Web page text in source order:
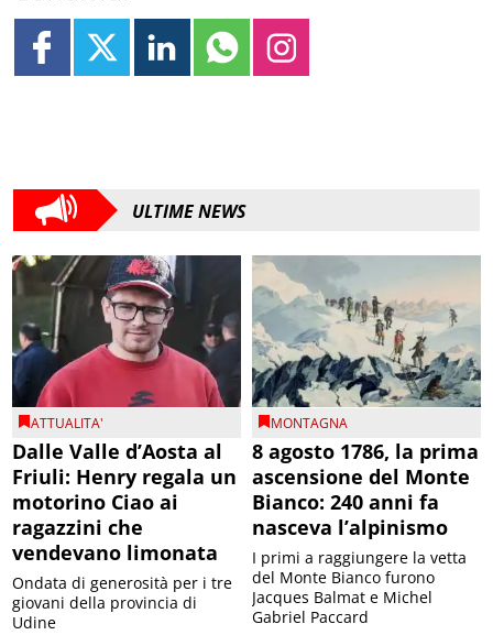
ULTIME NEWS
ATTUALITA'
Dalle Valle d’Aosta al
Friuli: Henry regala un
motorino Ciao ai
ragazzini che
vendevano limonata
Ondata di generosità per i tre
giovani della provincia di
Udine
MONTAGNA
8 agosto 1786, la prima
ascensione del Monte
Bianco: 240 anni fa
nasceva l’alpinismo
I primi a raggiungere la vetta
del Monte Bianco furono
Jacques Balmat e Michel
Gabriel Paccard